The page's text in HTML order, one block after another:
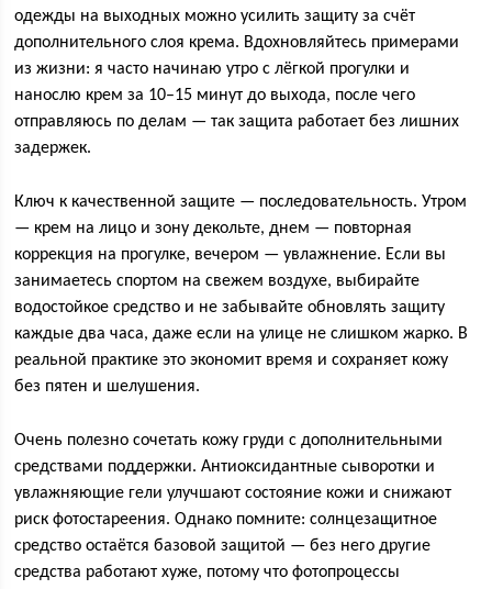
одежды на выходных можно усилить защиту за счёт
дополнительного слоя крема. Вдохновляйтесь приме­рами
из жизни: я часто начинаю утро с лёгкой прогулки и
нанослю крем за 10–15 минут до выхода, после чего
отправляюсь по делам — так защита работает без лишних
задержек.
Ключ к качественной защите — последовательность. Утром
— крем на лицо и зону декольте, днем — повторная
коррекция на прогулке, вечером — увлажнение. Если вы
занимаетесь спортом на свежем воздухе, выбирайте
водостойкое средство и не забывайте обновлять защиту
каждые два часа, даже если на улице не слишком жарко. В
реальной практике это экономит время и сохраняет кожу
без пятен и шелушения.
Очень полезно сочетать кожу груди с дополнительными
средствами поддержки. Антиоксидантные сыворотки и
увлажняющие гели улучшают состояние кожи и снижают
риск фотостареения. Однако помните: солнцезащитное
средство остаётся базовой защитой — без него другие
средства работают хуже, потому что фотопроцессы